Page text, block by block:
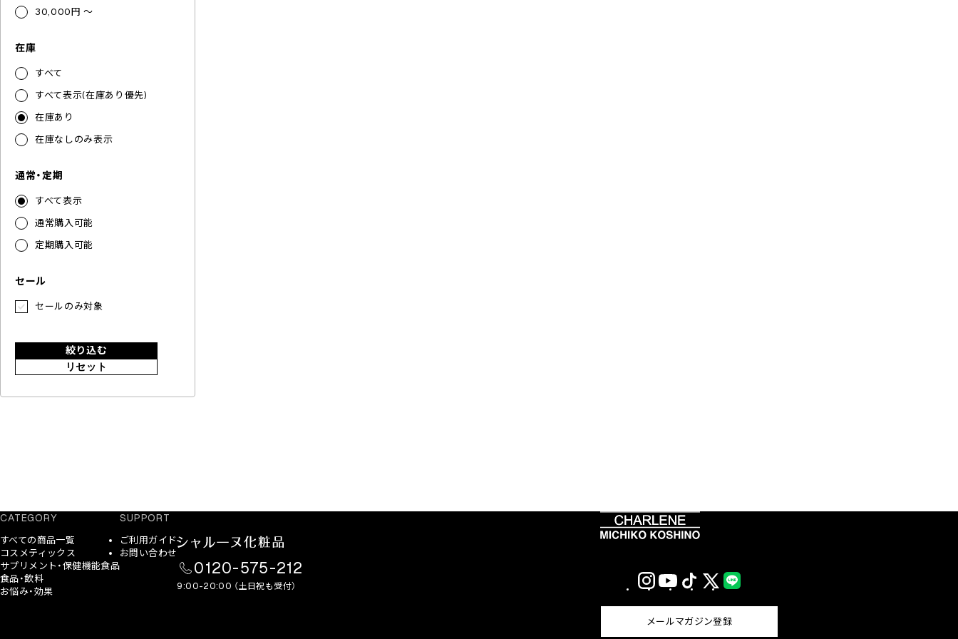
30,000円 ～
在庫
すべて
すべて表示(在庫あり優先)
在庫あり
在庫なしのみ表示
通常・定期
すべて表示
通常購入可能
定期購入可能
セール
セールのみ対象
絞り込む
リセット
CATEGORY
すべての商品一覧
コスメティックス
サプリメント・保健機能食品
食品・飲料
お悩み・効果
SUPPORT
ご利用ガイド
お問い合わせ
0120-575-212
9:00-20:00 （土日祝も受付）
InstagramYouTubeTikTok X
(Twitter)
メールマガジン登録